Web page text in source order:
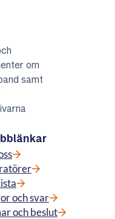
om
samt
och svar
och beslut